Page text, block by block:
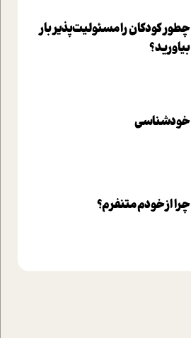
چطور کودکان را مسئولیت‌پذیر بار
بیاورید؟
خودشناسی
چرا از خودم متنفرم؟